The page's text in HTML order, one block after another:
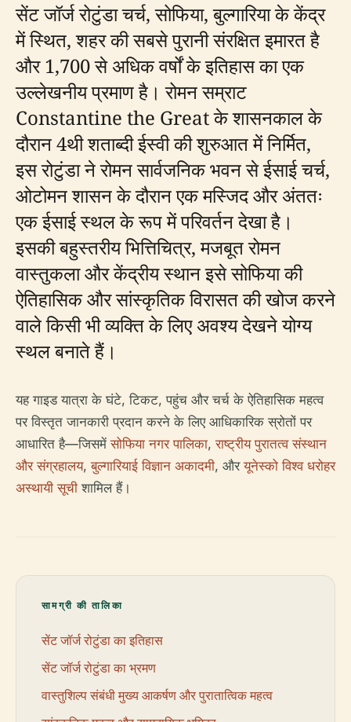
सेंट जॉर्ज रोटुंडा चर्च, सोफिया, बुल्गारिया के केंद्र
में स्थित, शहर की सबसे पुरानी संरक्षित इमारत है
और 1,700 से अधिक वर्षों के इतिहास का एक
उल्लेखनीय प्रमाण है। रोमन सम्राट
Constantine the Great के शासनकाल के
दौरान 4थी शताब्दी ईस्वी की शुरुआत में निर्मित,
इस रोटुंडा ने रोमन सार्वजनिक भवन से ईसाई चर्च,
ओटोमन शासन के दौरान एक मस्जिद और अंततः
एक ईसाई स्थल के रूप में परिवर्तन देखा है।
इसकी बहुस्तरीय भित्तिचित्र, मजबूत रोमन
वास्तुकला और केंद्रीय स्थान इसे सोफिया की
ऐतिहासिक और सांस्कृतिक विरासत की खोज करने
वाले किसी भी व्यक्ति के लिए अवश्य देखने योग्य
स्थल बनाते हैं।
यह गाइड यात्रा के घंटे, टिकट, पहुंच और चर्च के ऐतिहासिक महत्व
पर विस्तृत जानकारी प्रदान करने के लिए आधिकारिक स्रोतों पर
आधारित है—जिसमेंसोफिया नगर पालिका,राष्ट्रीय पुरातत्व संस्थान
और संग्रहालय,बुल्गारियाई विज्ञान अकादमी, औरयूनेस्को विश्व धरोहर
अस्थायी सूची शामिल हैं।
सामग्री की तालिका
सेंट जॉर्ज रोटुंडा का इतिहास
सेंट जॉर्ज रोटुंडा का भ्रमण
वास्तुशिल्प संबंधी मुख्य आकर्षण और पुरातात्विक महत्व